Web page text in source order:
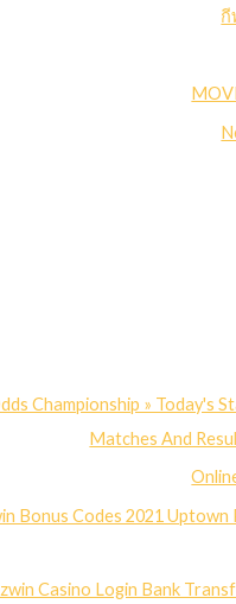
กี
Championship » Today's
Matches And
Bonus Codes 2021 Uptown
Casino Login Bank